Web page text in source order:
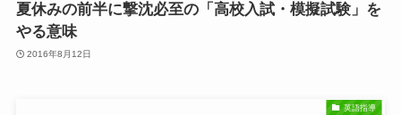
夏休みの前半に撃沈必至の「高校入試・模擬試験」を
やる意味
2016年8月12日
英語指導